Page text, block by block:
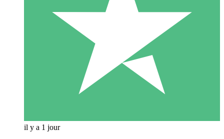
il y a 1 jour